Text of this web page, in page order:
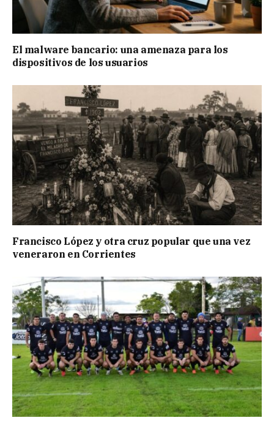
El malware bancario: una amenaza para los
dispositivos de los usuarios
Francisco López y otra cruz popular que una vez
veneraron en Corrientes